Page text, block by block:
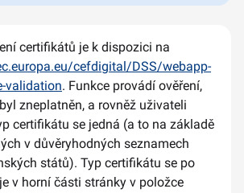
certifikátů je k dispozici na
cefdigital/DSS/webapp-
validation. Funkce provádí ověření,
zneplatněn, a rovněž uživateli
certifikátu se jedná (a to na základě
v důvěryhodných seznamech
států). Typ certifikátu se po
v horní části stránky v položce